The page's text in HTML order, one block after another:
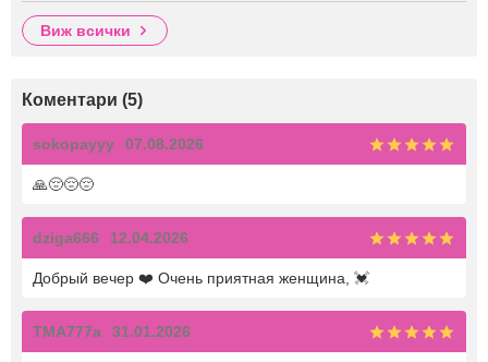
виж всички
Коментари (5)
sokopayyy 07.08.2026
🙏😔😔😔
dziga666 12.04.2026
Добрый вечер ❤️ Очень приятная женщина, 💓
TMA777a 31.01.2026